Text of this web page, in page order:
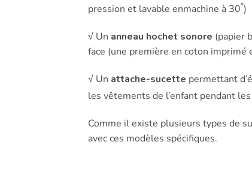
pression et lavable enmachine à 30°)
√ Un anneau hochet sonore (papier
face (une première en coton imprimé
√ Un attache-sucette permettant
les vêtements de l’enfant pendant
Comme il existe plusieurs types de
avec ces modèles spécifiques.